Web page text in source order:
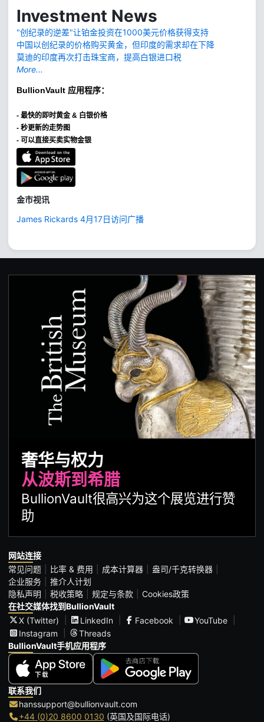
Investment News
"创纪录的逆差"让铂金投资在1000美元价格获得支持
中国以创纪录的价格购买黄金，但印度的需求却在下降
莫迪的印度再次打击珠宝商，提高白银进口税
More...
BullionVault 应用程序：
- 最快的即时黄金 & 白银价格
- 秒更新的走势图
- 可以直接买卖实物金银
金市视讯
James Rickards 4月17日访问广播
奢华与权力
从波斯到希腊
BullionVault很高兴为这个展览进行赞
助
网站连接
常见问题
比率 & 费用 成本计算器
盎司/千克转换器
企业服务
推介人计划
隐私声明
税收策略 规定与条款
Cookies政策
在社交媒体找到BullionVault
X (Twitter)
LinkedIn Facebook
YouTube
Instagram
Threads
BullionVault手机应用程序
联系我们
hanssupport@bullionvault.com
+44 (0)20 8600 0130 (英国及国际电话)